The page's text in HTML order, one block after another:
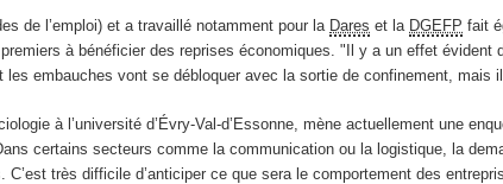
de l’emploi) et a travaillé notamment pour la Dares et la DGEFP fait
à bénéficier des reprises économiques. "Il y a un effet
embauches vont se débloquer avec la sortie de confinement,
à l’université d’Évry-Val-d’Essonne, mène actuellement une
certains secteurs comme la communication ou la logistique, la
très difficile d’anticiper ce que sera le comportement des